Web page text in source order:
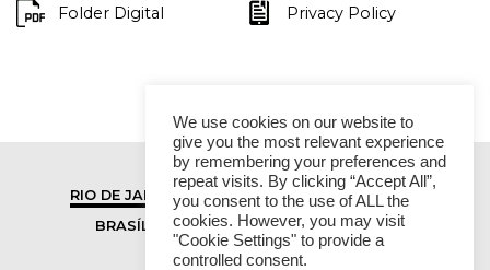
Folder Digital Privacy Policy
RIO DE JANEIRO
SÃO PAULO
BRASÍLIA
VITÓRIA
We use cookies on our website to
give you the most relevant experience
by remembering your preferences and
repeat visits. By clicking “Accept All”,
you consent to the use of ALL the
cookies. However, you may visit
"Cookie Settings" to provide a
controlled consent.